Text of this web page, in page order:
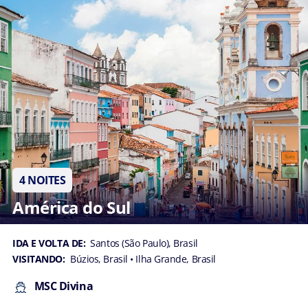
4 NOITES
América do Sul
IDA E VOLTA DE: Santos (São Paulo), Brasil
VISITANDO: Búzios, Brasil • Ilha Grande, Brasil
MSC Divina